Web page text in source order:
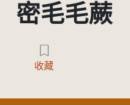
密毛毛蕨
收藏